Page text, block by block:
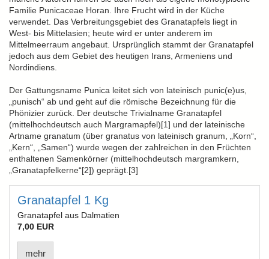
Familie Punicaceae Horan. Ihre Frucht wird in der Küche
verwendet. Das Verbreitungsgebiet des Granatapfels liegt in
West- bis Mittelasien; heute wird er unter anderem im
Mittelmeerraum angebaut. Ursprünglich stammt der Granatapfel
jedoch aus dem Gebiet des heutigen Irans, Armeniens und
Nordindiens.
Der Gattungsname Punica leitet sich von lateinisch punic(e)us,
„punisch“ ab und geht auf die römische Bezeichnung für die
Phönizier zurück. Der deutsche Trivialname Granatapfel
(mittelhochdeutsch auch Margramapfel)[1] und der lateinische
Artname granatum (über granatus von lateinisch granum, „Korn“,
„Kern“, „Samen“) wurde wegen der zahlreichen in den Früchten
enthaltenen Samenkörner (mittelhochdeutsch margramkern,
„Granatapfelkerne“[2]) geprägt.[3]
Granatapfel 1 Kg
Granatapfel aus Dalmatien
7,00 EUR
mehr